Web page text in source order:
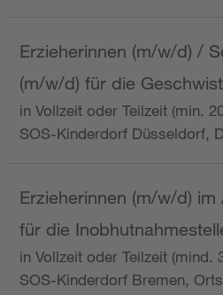
Erzieherinnen (m/w/d) /
(m/w/d) für die
in Vollzeit oder Teilzeit (min.
SOS-Kinderdorf Düsseldorf,
Erzieherinnen (m/w/d) im
für die
in Vollzeit oder Teilzeit (mind.
SOS-Kinderdorf Bremen,